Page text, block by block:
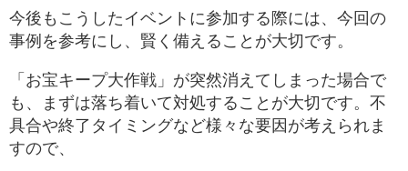
今後もこうしたイベントに参加する際には、今回の
事例を参考にし、賢く備えることが大切です。
「お宝キープ大作戦」が突然消えてしまった場合で
も、まずは落ち着いて対処することが大切です。不
具合や終了タイミングなど様々な要因が考えられま
すので、